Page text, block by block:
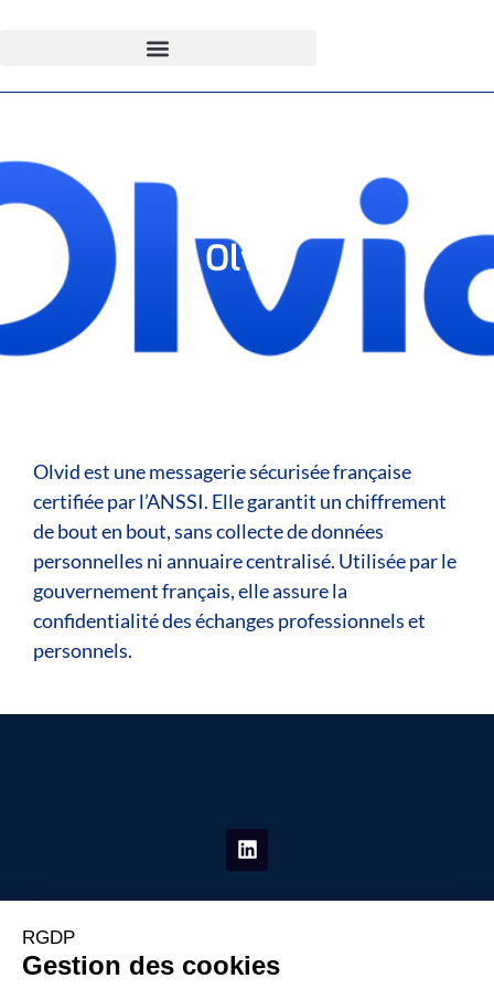
Olvid
Olvid est une messagerie sécurisée française
certifiée par l’ANSSI. Elle garantit un chiffrement
de bout en bout, sans collecte de données
personnelles ni annuaire centralisé. Utilisée par le
gouvernement français, elle assure la
confidentialité des échanges professionnels et
personnels.
La Place Stratégique
91 rue du Faubourg saint Honoré 75008 Paris